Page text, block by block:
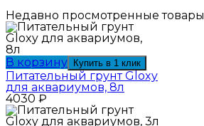
Недавно просмотренные товары
В корзину Купить в 1 клик
Питательный грунт Gloxy
для аквариумов, 8л
4030 ₽